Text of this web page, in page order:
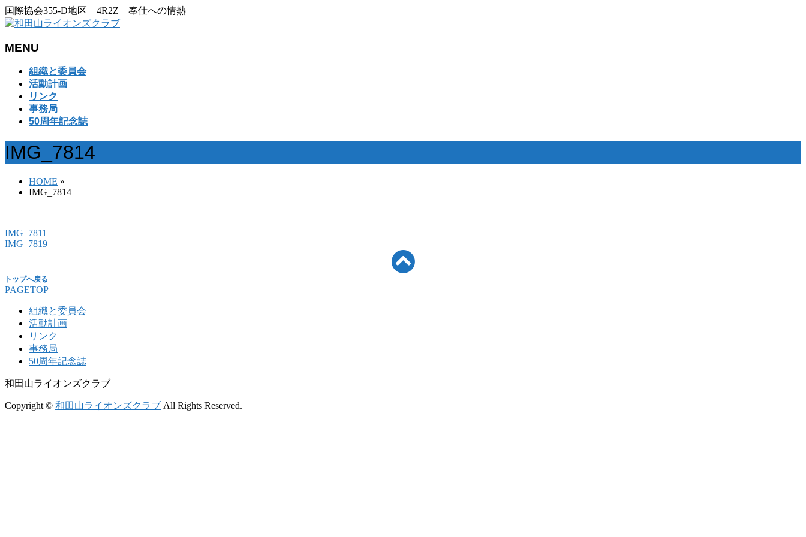
国際協会355-D地区 4R2Z 奉仕への情熱
MENU
ば
す
組織と委員会
活動計画
リンク
事務局
50周年記念誌
IMG_7814
HOME »
IMG_7814
IMG_7811
IMG_7819
PAGETOP
組織と委員会
活動計画
リンク
事務局
50周年記念誌
和田山ライオンズクラブ
Copyright © 和田山ライオンズクラブ All Rights Reserved.